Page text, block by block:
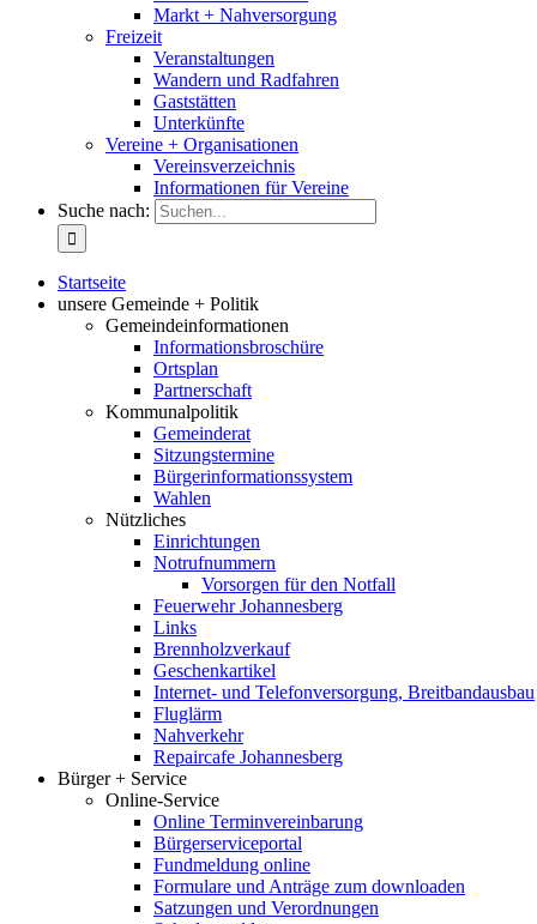
Markt + Nahversorgung
Freizeit
Veranstaltungen
Wandern und Radfahren
Gaststätten
Unterkünfte
Vereine + Organisationen
Vereinsverzeichnis
Informationen für Vereine
Suche nach:
Startseite
unsere Gemeinde + Politik
Gemeindeinformationen
Informationsbroschüre
Ortsplan
Partnerschaft
Kommunalpolitik
Gemeinderat
Sitzungstermine
Bürgerinformationssystem
Wahlen
Nützliches
Einrichtungen
Notrufnummern
Vorsorgen für den Notfall
Feuerwehr Johannesberg
Links
Brennholzverkauf
Geschenkartikel
Internet- und Telefonversorgung, Breitbandausbau
Fluglärm
Nahverkehr
Repaircafe Johannesberg
Bürger + Service
Online-Service
Online Terminvereinbarung
Bürgerserviceportal
Fundmeldung online
Formulare und Anträge zum downloaden
Satzungen und Verordnungen